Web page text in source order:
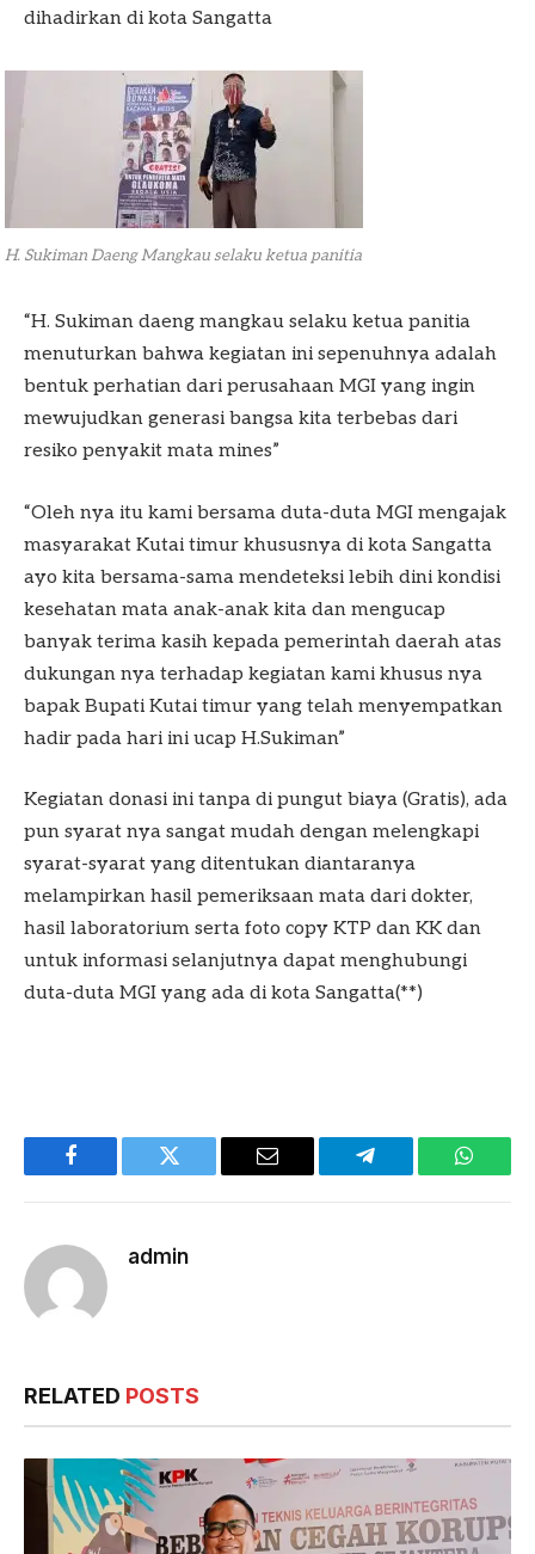
dihadirkan di kota Sangatta
H. Sukiman Daeng Mangkau selaku ketua panitia
“H. Sukiman daeng mangkau selaku ketua panitia
menuturkan bahwa kegiatan ini sepenuhnya adalah
bentuk perhatian dari perusahaan MGI yang ingin
mewujudkan generasi bangsa kita terbebas dari
resiko penyakit mata mines”
“Oleh nya itu kami bersama duta-duta MGI mengajak
masyarakat Kutai timur khususnya di kota Sangatta
ayo kita bersama-sama mendeteksi lebih dini kondisi
kesehatan mata anak-anak kita dan mengucap
banyak terima kasih kepada pemerintah daerah atas
dukungan nya terhadap kegiatan kami khusus nya
bapak Bupati Kutai timur yang telah menyempatkan
hadir pada hari ini ucap H.Sukiman”
Kegiatan donasi ini tanpa di pungut biaya (Gratis), ada
pun syarat nya sangat mudah dengan melengkapi
syarat-syarat yang ditentukan diantaranya
melampirkan hasil pemeriksaan mata dari dokter,
hasil laboratorium serta foto copy KTP dan KK dan
untuk informasi selanjutnya dapat menghubungi
duta-duta MGI yang ada di kota Sangatta(**)
Facebook Twitter Email Telegram
admin
RELATED POSTS